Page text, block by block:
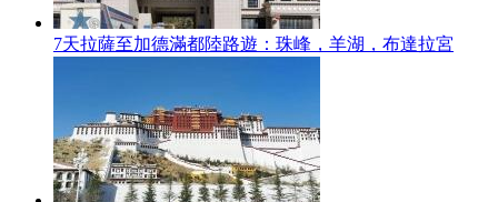
7天拉薩至加德滿都陸路遊：珠峰，羊湖，布達拉宮